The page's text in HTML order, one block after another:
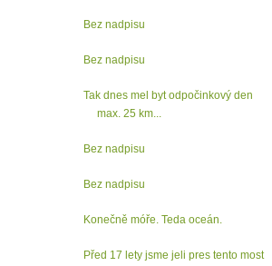
Bez nadpisu
Bez nadpisu
Tak dnes mel byt odpočinkový den
max. 25 km...
Bez nadpisu
Bez nadpisu
Konečně móře. Teda oceán.
Před 17 lety jsme jeli pres tento most